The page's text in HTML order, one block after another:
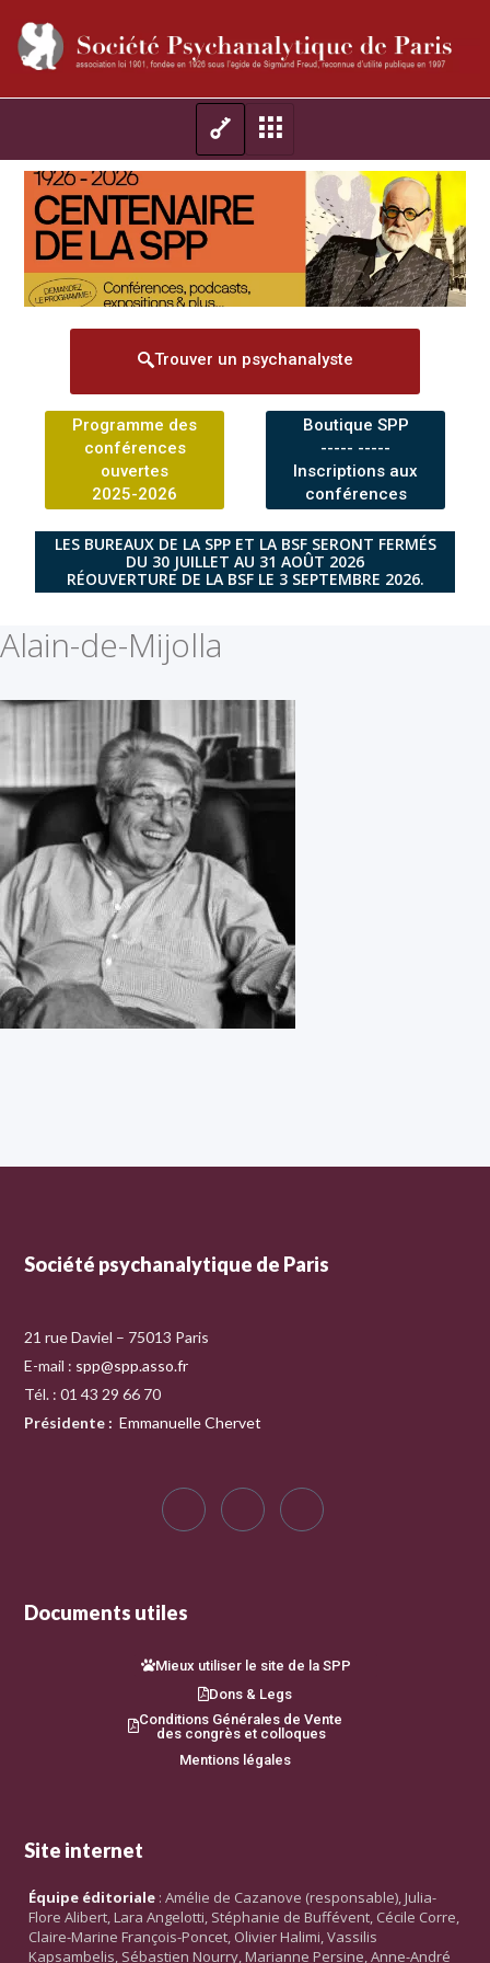
Trouver un psychanalyste
Programme des
conférences
ouvertes
2025-2026
Boutique SPP
----- -----
Inscriptions aux
conférences
LES BUREAUX DE LA SPP ET LA BSF SERONT FERMÉS
DU 30 JUILLET AU 31 AOÛT 2026
RÉOUVERTURE DE LA BSF LE 3 SEPTEMBRE 2026.
Alain-de-Mijolla
Société psychanalytique de Paris
21 rue Daviel – 75013 Paris
E-mail : spp@spp.asso.fr
Tél. : 01 43 29 66 70
Présidente : Emmanuelle Chervet
Documents utiles
Mieux utiliser le site de la SPP
Dons & Legs
Conditions Générales de Vente
des congrès et colloques
Mentions légales
Site internet
Équipe éditoriale : Amélie de Cazanove (responsable), Julia-
Flore Alibert, Lara Angelotti, Stéphanie de Buffévent, Cécile Corre,
Claire-Marine François-Poncet, Olivier Halimi, Vassilis
Kapsambelis, Sébastien Nourry, Marianne Persine, Anne-André